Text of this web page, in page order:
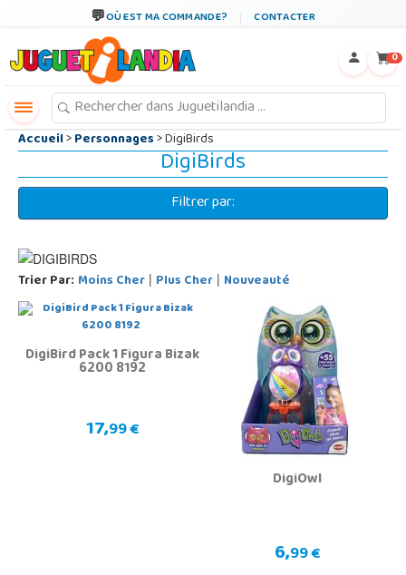
OÙ EST MA COMMANDE? CONTACTER
0
Accueil>Personnages> DigiBirds
DigiBirds
Filtrer par:
Trier Par: Moins Cher | Plus Cher | Nouveauté
DigiBird Pack 1 Figura Bizak
6200 8192
17,99 €
DigiOwl
6,99 €